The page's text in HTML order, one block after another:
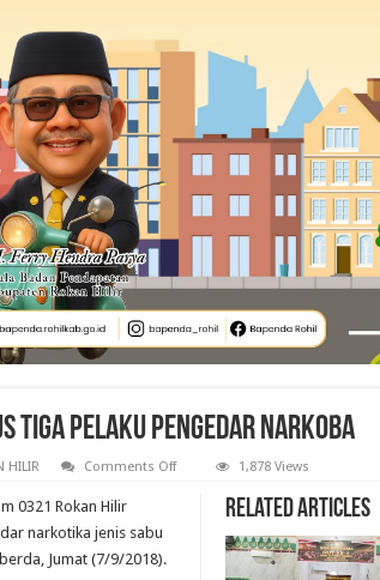
Tiga Pelaku Pengedar Narkoba
HILIR Comments Offon
1,878 Views
Related Articles
0321 Rokan Hilir
narkotika jenis sabu
Jumat (7/9/2018).